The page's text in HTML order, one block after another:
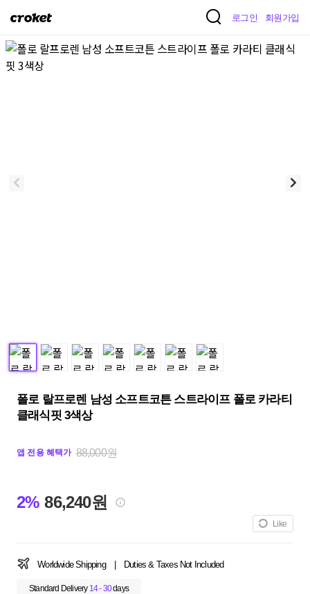
크
켓
로그인 회원가입
폴로 랄프로렌 남성 소프트코튼 스트라이프 폴로 카라티
클래식핏 3색상
앱 전용 혜택가 88,000원
2% 86,240원
Like
Worldwide Shipping Duties & Taxes Not Included
Standard Delivery 14 - 30days